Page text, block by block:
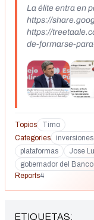
La élite entra en
https://
https://
de-formarse-
race-
Topics Timo
Categories
inversiones
plataformas
Jose
gobernador del
Reports4
ETIQUETAS: